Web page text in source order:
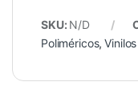
SKU: N/D
Poliméricos,